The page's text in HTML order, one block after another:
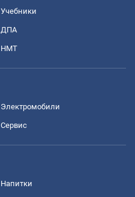
Учебники
ДПА
НМТ
Электромобили
Сервис
Напитки